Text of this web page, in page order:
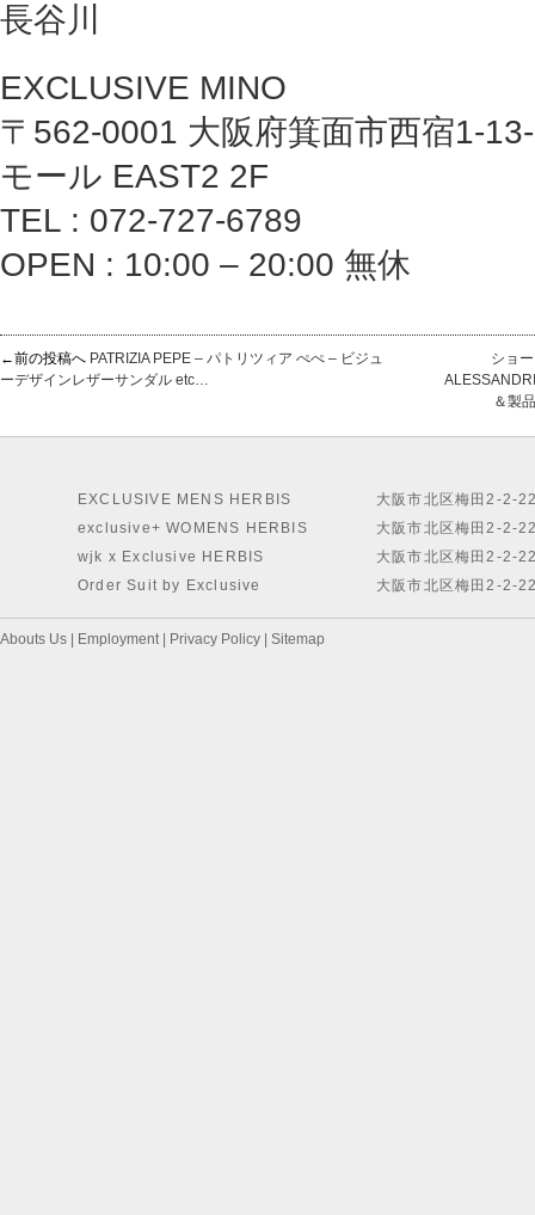
長谷川
EXCLUSIVE MINO
〒562-0001 大阪府箕面市西宿1-
モール EAST2 2F
TEL : 072-727-6789
OPEN : 10:00 – 20:00 無休
←前の投稿へ PATRIZIA PEPE – パトリツィア ぺぺ – ビジュ
ーデザインレザーサンダル etc…
ショ
＆製
EXCLUSIVE MENS HERBIS
exclusive+ WOMENS HERBIS
wjk x Exclusive HERBIS
Order Suit by Exclusive
大阪市北区梅田2-2-
大阪市北区梅田2-2-
大阪市北区梅田2-2-
大阪市北区梅田2-2-
Abouts Us Employment| Privacy Policy Sitemap